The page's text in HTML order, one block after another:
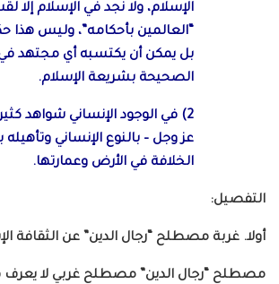
الإسلام، ولا نجد في الإسلام إلا
“العالمين بأحكامه”، وليس هذا
بل يمكن أن يكتسبه أي مجتهد
الصحيحة بشريعة الإسلام.
2) في الوجود الإنساني شواهد
عز وجل – بالنوع الإنساني وتأهيله
الخلافة في الأرض وعمارتها.
التفصيل:
أولا. غربة مصطلح “رجال الدين” عن الثقافة
مصطلح “رجال الدين” مصطلح غربي لا يعرف